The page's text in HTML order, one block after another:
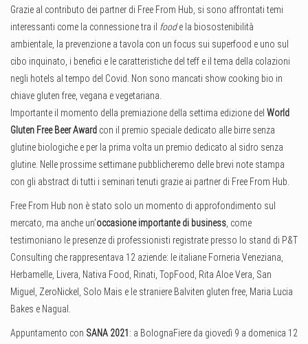
Grazie al contributo dei partner di Free From Hub, si sono affrontati temi
interessanti come la connessione tra il foode la biosostenibilità
ambientale, la prevenzione a tavola con un focus sui superfood e uno sul
cibo inquinato, i benefici e le caratteristiche del teff e il tema della colazioni
negli hotels al tempo del Covid. Non sono mancati show cooking bio in
chiave gluten free, vegana e vegetariana.
Importante il momento della premiazione della settima edizione del World
Gluten Free Beer Award con il premio speciale dedicato alle birre senza
glutine biologiche e per la prima volta un premio dedicato al sidro senza
glutine. Nelle prossime settimane pubblicheremo delle brevi note stampa
con gli abstract di tutti i seminari tenuti grazie ai partner di Free From Hub.
Free From Hub non è stato solo un momento di approfondimento sul
mercato, ma anche un’occasione importante di business, come
testimoniano le presenze di professionisti registrate presso lo stand di P&T
Consulting che rappresentava 12 aziende: le italiane Forneria Veneziana,
Herbamelle, Livera, Nativa Food, Rinati, TopFood, Rita Aloe Vera, San
Miguel, ZeroNickel, Solo Mais e le straniere Balviten gluten free, Maria Lucia
Bakes e Nagual.
Appuntamento con SANA 2021 : a BolognaFiere da giovedì 9 a domenica 12